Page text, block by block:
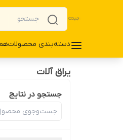
دسته‌بندی محصولات
یراق آلات
جستجو در نتایج